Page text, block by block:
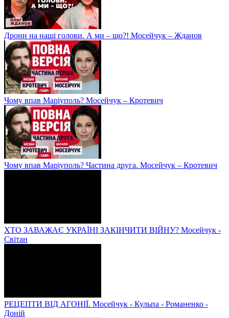
Дрони на наші голови. А ми – що?! Мосейчук – Жданов
Чому впав Маріуполь? Мосейчук – Кротевич
Чому впав Маріуполь? Частина друга. Мосейчук – Кротевич
ХТО ЗАВАЖАЄ УКРАЇНІ ЗАКІНЧИТИ ВІЙНУ? Мосейчук -
Світан
РЕЦЕПТИ ВІД АГОНІЇ. Мосейчук - Кульпа - Романенко -
Доній